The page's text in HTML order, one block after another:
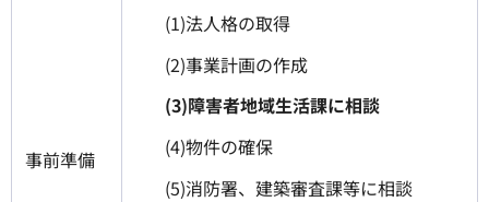
事前準備
(1)法人格の取得
(2)事業計画の作成
(3)障害者地域生活課に相談
(4)物件の確保
(5)消防署、建築審査課等に相談